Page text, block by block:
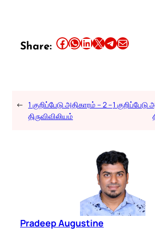
Share: Share this article on Facebook Share this article on WhatsApp Share this article on LinkedIn Share this article on X Share this article on TelegramEmail this Article
← 1 குறிப்பேடு அதிகாரம் – 2 –
திருவிவிலியம்
1 குறிப்பேடு
Pradeep Augustine